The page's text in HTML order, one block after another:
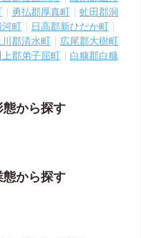
勇払郡厚真町
虻田郡洞
河町
日高郡新ひだか町
川郡清水町
広尾郡大樹町
上郡弟子屈町
白糠郡白糠
から探す
から探す